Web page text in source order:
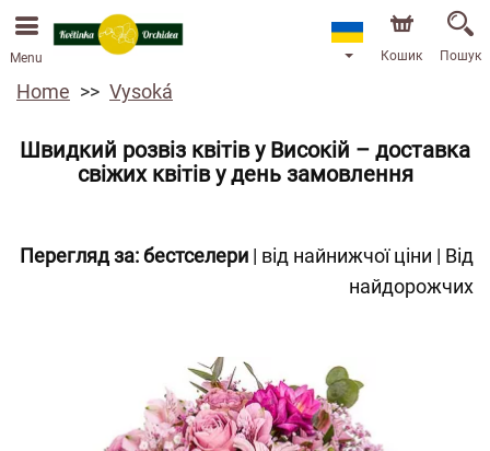
Ми приймаємо замовлення через наш інтернет-
магазин. Найближча можлива дата доставки —
13.08.2026 у зв’язку з відпусткою.
Menu Кошик Пошук
Home Vysoká
Швидкий розвіз квітів у Високій – доставка
свіжих квітів у день замовлення
Перегляд за:бестселери | від найнижчої ціни | Від
найдорожчих